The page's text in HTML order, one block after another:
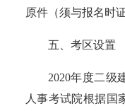
原件（须与报名时
五、考区设置
2020年度二级
人事考试院根据国